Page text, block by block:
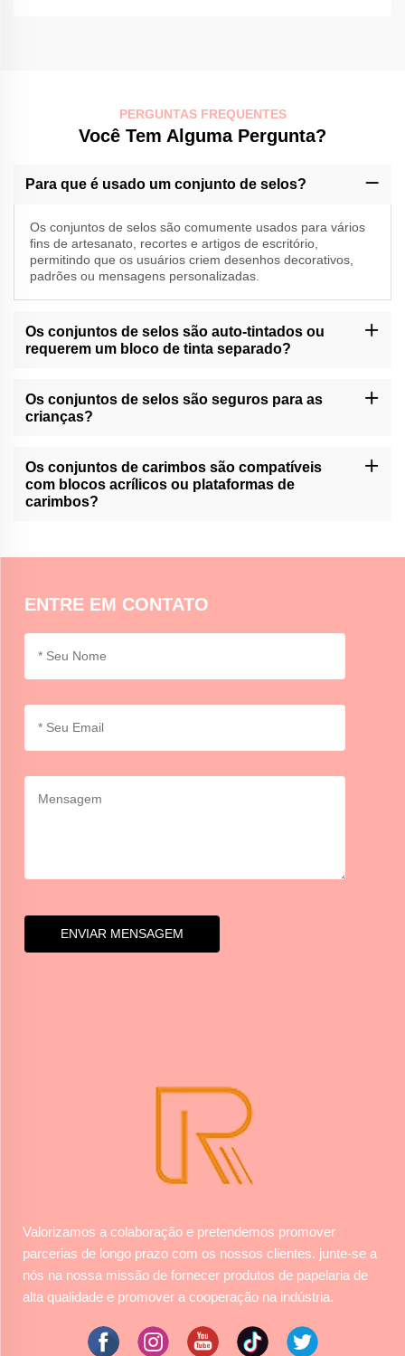
PERGUNTAS FREQUENTES
Você Tem Alguma Pergunta?
Para que é usado um conjunto de selos?
Os conjuntos de selos são comumente usados para vários
fins de artesanato, recortes e artigos de escritório,
permitindo que os usuários criem desenhos decorativos,
padrões ou mensagens personalizadas.
Os conjuntos de selos são auto-tintados ou
requerem um bloco de tinta separado?
conjuntos que exigem um bloco de tinta separado. Verifique a
descrição do produto para obter informações específicas.
Os conjuntos de selos são seguros para as
crianças?
partes e não são destinados a utilização não supervisionada por
crianças pequenas. Recomenda- se a supervisão de um adulto.
Os conjuntos de carimbos são compatíveis
com blocos acrílicos ou plataformas de
carimbos?
estampagem, proporcionando facilidade de uso e versatilidade.
ENTRE EM CONTATO
ENVIAR MENSAGEM
Valorizamos a colaboração e pretendemos promover
parcerias de longo prazo com os nossos clientes. junte-se a
nós na nossa missão de fornecer produtos de papelaria de
alta qualidade e promover a cooperação na indústria.